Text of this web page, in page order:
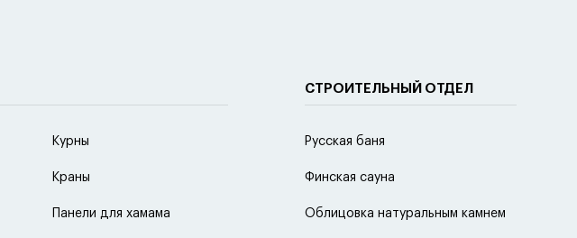
Курны
Краны
Панели для хамама
СТРОИТЕЛЬНЫЙ ОТДЕЛ
Русская баня
Финская сауна
Облицовка натуральным камнем